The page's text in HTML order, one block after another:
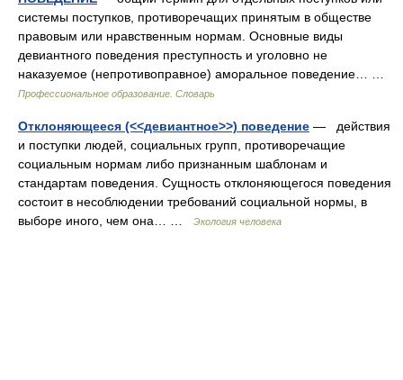
системы поступков, противоречащих принятым в обществе
правовым или нравственным нормам. Основные виды
девиантного поведения преступность и уголовно не
наказуемое (непротивоправное) аморальное поведение… …
Профессиональное образование. Словарь
Отклоняющееся (<<девиантное>>) поведение — действия
и поступки людей, социальных групп, противоречащие
социальным нормам либо признанным шаблонам и
стандартам поведения. Сущность отклоняющегося поведения
состоит в несоблюдении требований социальной нормы, в
выборе иного, чем она… …
Экология человека